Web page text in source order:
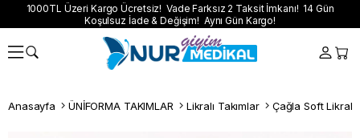
1000TL Üzeri Kargo Ücretsiz! Vade Farksız 2 Taksit İmkanı! 14 Gün
Koşulsuz İade & Değişim! Aynı Gün Kargo!
Anasayfa ÜNİFORMA TAKIMLAR Likralı Takımlar Çağla Soft Likralı